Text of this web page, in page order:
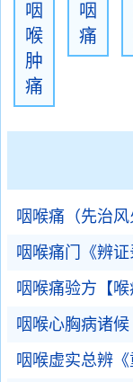
咽
喉
肿
痛
咽
痛
咽喉痛（先治
咽喉痛门《辨证
咽喉痛验方【喉
咽喉心胸病诸候
咽喉虚实总辨《